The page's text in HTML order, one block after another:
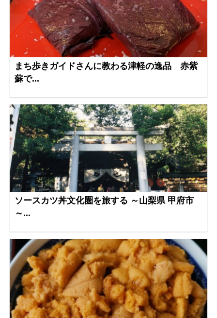
まち歩きガイドさんに教わる津軽の逸品 赤紫
蘇で...
ソースカツ丼文化圏を旅する ～山梨県 甲府市
～...